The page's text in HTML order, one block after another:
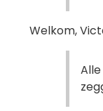
Welkom,